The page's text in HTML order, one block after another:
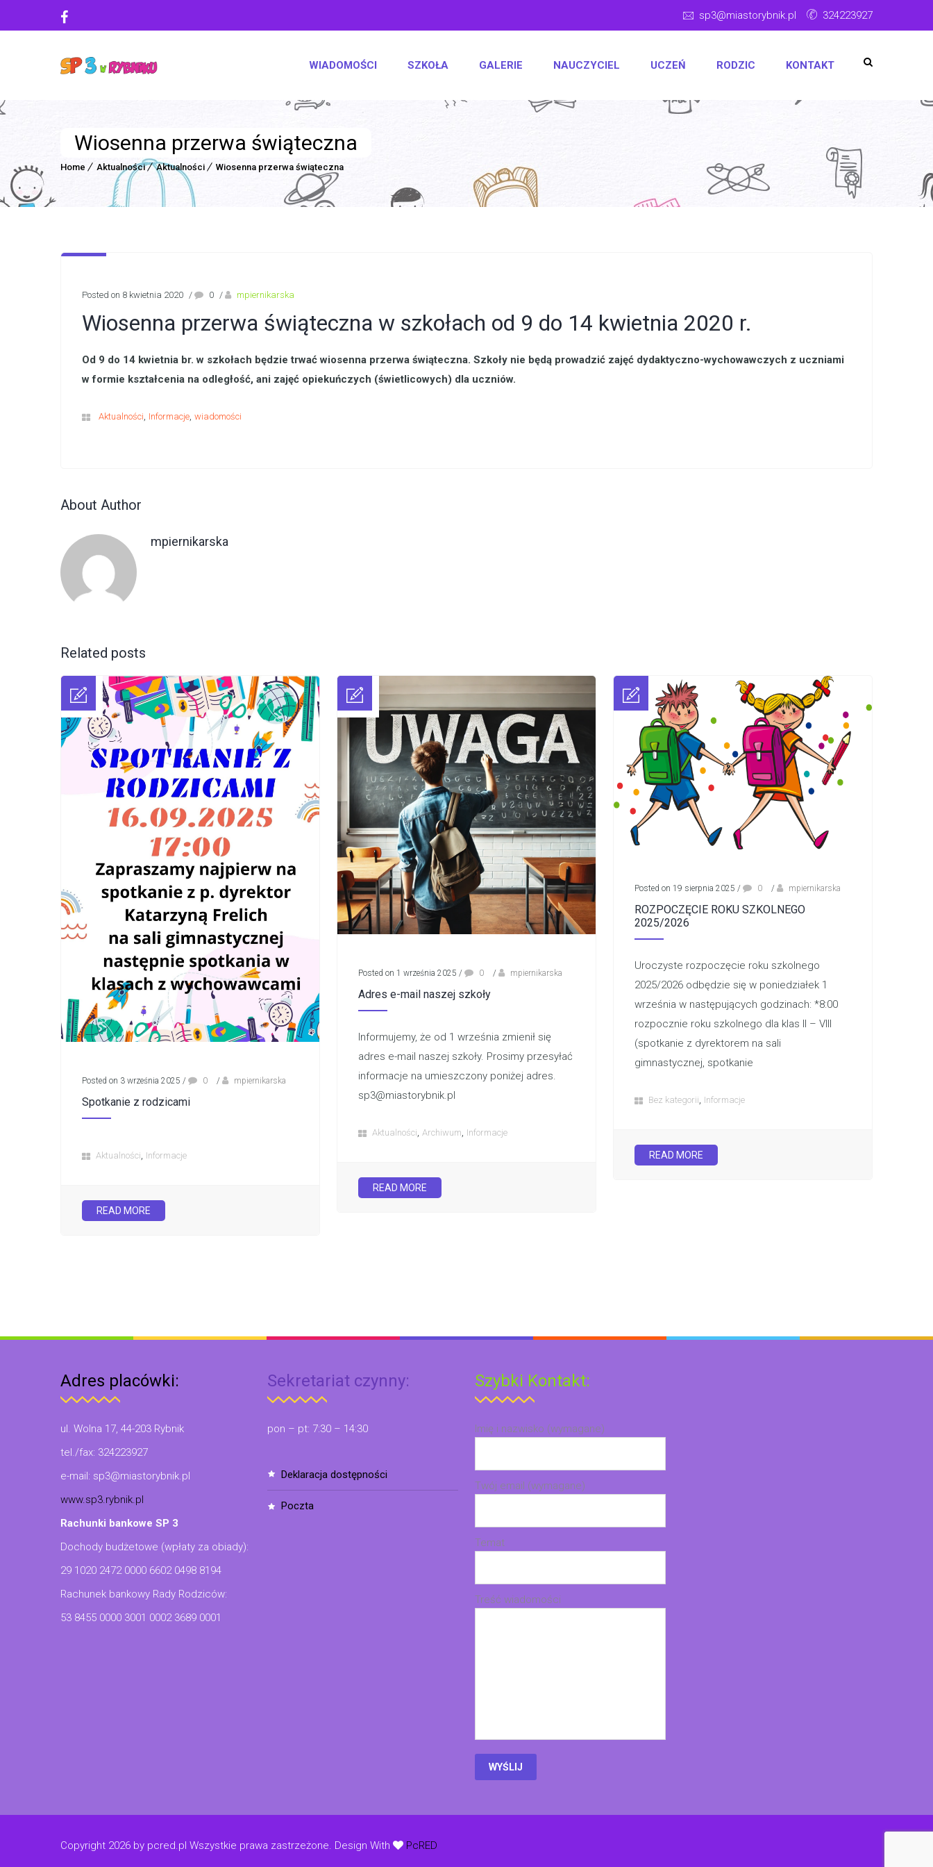
sp3@miastorybnik.pl 324223927
WIADOMOŚCI SZKOŁA GALERIE NAUCZYCIEL UCZEŃ RODZIC KONTAKT
Wiosenna przerwa świąteczna
Home Aktualności Aktualności Wiosenna przerwa świąteczna
Posted on 8 kwietnia 2020 / 0 / mpiernikarska
Wiosenna przerwa świąteczna w szkołach od 9 do 14 kwietnia 2020 r.
Od 9 do 14 kwietnia br. w szkołach będzie trwać wiosenna przerwa świąteczna. Szkoły nie będą prowadzić zajęć dydaktyczno-wychowawczych z uczniami
w formie kształcenia na odległość, ani zajęć opiekuńczych (świetlicowych) dla uczniów.
Aktualności, Informacje, wiadomości
About Author
mpiernikarska
Related posts
Posted on 3 września 2025 / 0 / mpiernikarska
Spotkanie z rodzicami
Aktualności, Informacje
READ MORE
Posted on 1 września 2025 / 0 / mpiernikarska
Adres e-mail naszej szkoły
Informujemy, że od 1 września zmienił się
adres e-mail naszej szkoły. Prosimy przesyłać
informacje na umieszczony poniżej adres.
sp3@miastorybnik.pl
Aktualności, Archiwum, Informacje
READ MORE
Posted on 19 sierpnia 2025 / 0 / mpiernikarska
ROZPOCZĘCIE ROKU SZKOLNEGO
2025/2026
Uroczyste rozpoczęcie roku szkolnego
2025/2026 odbędzie się w poniedziałek 1
września w następujących godzinach: *8:00
rozpocznie roku szkolnego dla klas II – VIII
(spotkanie z dyrektorem na sali
gimnastycznej, spotkanie
Bez kategorii, Informacje
READ MORE
Adres placówki:
ul. Wolna 17, 44-203 Rybnik
tel./fax: 324223927
e-mail: sp3@miastorybnik.pl
www.sp3.rybnik.pl
Rachunki bankowe SP 3
Dochody budżetowe (wpłaty za obiady):
29 1020 2472 0000 6602 0498 8194
Rachunek bankowy Rady Rodziców:
53 8455 0000 3001 0002 3689 0001
Sekretariat czynny:
pon – pt: 7:30 – 14:30
deklaracja dostępności
poczta
Szybki Kontakt:
Imię i nazwisko (wymagane)
Twój email (wymagane)
Temat
Treść wiadomości
Copyright 2026 by pcred.pl Wszystkie prawa zastrzeżone. Design With PcRED